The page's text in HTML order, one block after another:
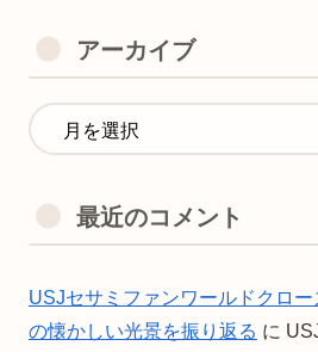
アーカイブ
最近のコメント
USJセサミファンワールドクロ
の懐かしい光景を振り返る に